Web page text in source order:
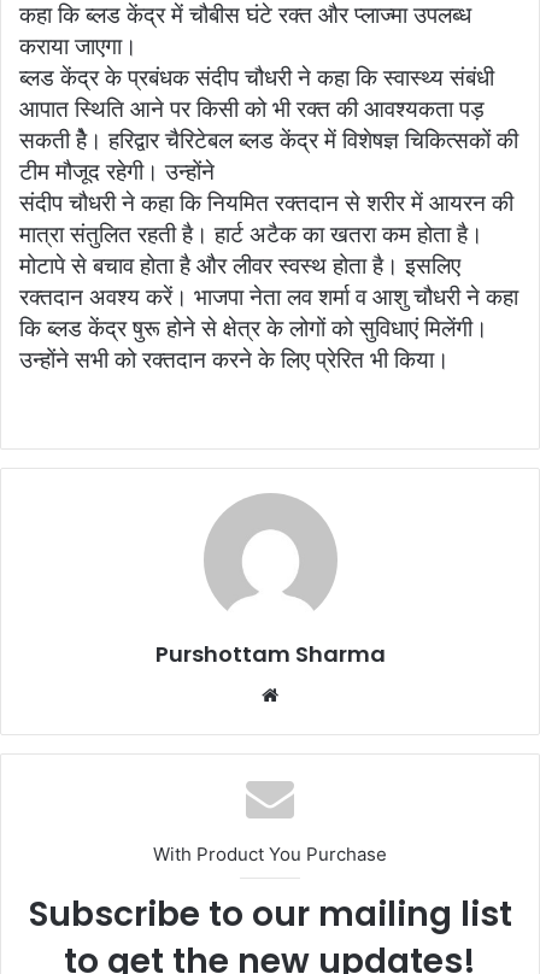
कहा कि ब्लड केंद्र में चौबीस घंटे रक्त और प्लाज्मा उपलब्ध
कराया जाएगा।
ब्लड केंद्र के प्रबंधक संदीप चौधरी ने कहा कि स्वास्थ्य संबंधी
आपात स्थिति आने पर किसी को भी रक्त की आवश्यकता पड़
सकती हेै। हरिद्वार चैरिटेबल ब्लड केंद्र में विशेषज्ञ चिकित्सकों की
टीम मौजूद रहेगी। उन्होंने
संदीप चौधरी ने कहा कि नियमित रक्तदान से शरीर में आयरन की
मात्रा संतुलित रहती है। हार्ट अटैक का खतरा कम होता है।
मोटापे से बचाव होता है और लीवर स्वस्थ होता है। इसलिए
रक्तदान अवश्य करें। भाजपा नेता लव शर्मा व आशु चौधरी ने कहा
कि ब्लड केंद्र षुरू होने से क्षेत्र के लोगों को सुविधाएं मिलेंगी।
उन्होंने सभी को रक्तदान करने के लिए प्रेरित भी किया।
Purshottam Sharma
b
s
i
e
With Product You Purchase
Subscribe to our mailing list
to get the new updates!